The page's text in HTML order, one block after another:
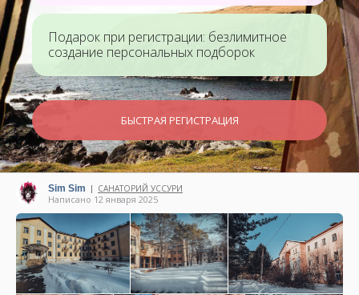
Подарок при регистрации: безлимитное
создание персональных подборок
БЫСТРАЯ РЕГИСТРАЦИЯ
Sim Sim | САНАТОРИЙ УССУРИ
Написано 12 января 2025